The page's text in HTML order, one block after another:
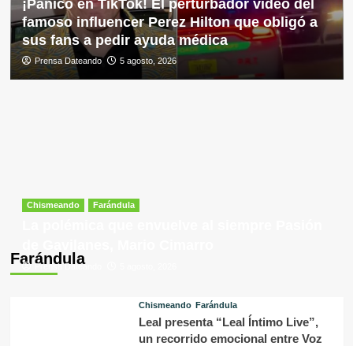
¡Pánico en TikTok! El perturbador video del
famoso influencer Perez Hilton que obligó a
sus fans a pedir ayuda médica
Prensa Dateando 5 agosto, 2026
Farándula
Chismeando Farándula
Prensa Dateando
Chismeando Farándula
Leal presenta “Leal Íntimo Live”,
un recorrido emocional entre Voz